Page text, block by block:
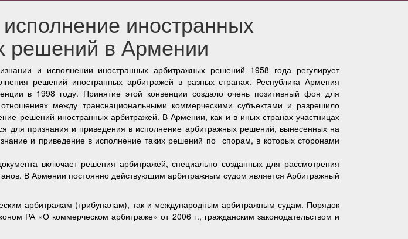
иностранных
решений в Армении
и исполнении иностранных арбитражных решений 1958 года регулирует
решений иностранных арбитражей в разных странах. Республика Армения
в 1998 году. Принятие этой конвенции создало очень позитивный фон для
между транснациональными коммерческими субъектами и разрешило
решений иностранных арбитражей. В Армении, как и в иных странах-участницах
для признания и приведения в исполнение арбитражных решений, вынесенных на
и приведение в исполнение таких решений по спорам, в которых сторонами
включает решения арбитражей, специально созданных для рассмотрения
В Армении постоянно действующим арбитражным судом является Арбитражный
арбитражам (трибуналам), так и международным арбитражным судам. Порядок
РА «О коммерческом арбитраже» от 2006 г., гражданским законодательством и